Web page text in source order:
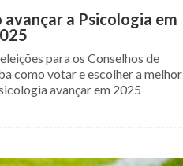
avançar a Psicologia em
para os Conselhos de
como votar e escolher a melhor
avançar em 2025